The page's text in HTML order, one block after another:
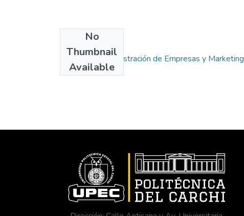
No
Thumbnail
Available
Collections
Carrera de Administración de Empresas y Marketing